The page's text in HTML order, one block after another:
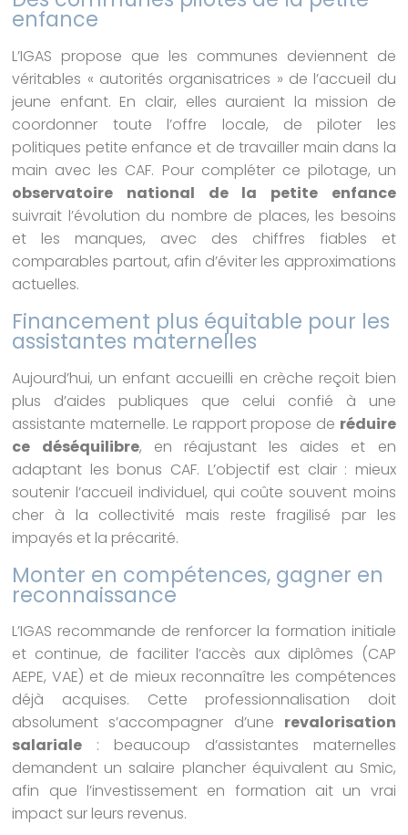
enfance
L’IGAS propose que les communes deviennent de
véritables « autorités organisatrices » de l’accueil du
jeune enfant. En clair, elles auraient la mission de
coordonner toute l’offre locale, de piloter les
politiques petite enfance et de travailler main dans la
main avec les CAF. Pour compléter ce pilotage, un
observatoire national de la petite enfance
suivrait l’évolution du nombre de places, les besoins
et les manques, avec des chiffres fiables et
comparables partout, afin d’éviter les approximations
actuelles.
Financement plus équitable pour les
assistantes maternelles
Aujourd’hui, un enfant accueilli en crèche reçoit bien
plus d’aides publiques que celui confié à une
assistante maternelle. Le rapport propose de réduire
ce déséquilibre, en réajustant les aides et en
adaptant les bonus CAF. L’objectif est clair : mieux
soutenir l’accueil individuel, qui coûte souvent moins
cher à la collectivité mais reste fragilisé par les
impayés et la précarité.
Monter en compétences, gagner en
reconnaissance
L’IGAS recommande de renforcer la formation initiale
et continue, de faciliter l’accès aux diplômes (CAP
AEPE, VAE) et de mieux reconnaître les compétences
déjà acquises. Cette professionnalisation doit
absolument s’accompagner d’une revalorisation
salariale : beaucoup d’assistantes maternelles
demandent un salaire plancher équivalent au Smic,
afin que l’investissement en formation ait un vrai
impact sur leurs revenus.